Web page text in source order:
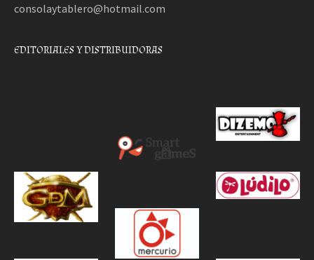
consolaytablero@hotmail.com
EDITORIALES Y DISTRIBUIDORAS